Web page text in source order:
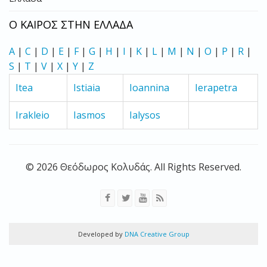
Ο ΚΑΙΡΟΣ ΣΤΗΝ ΕΛΛΑΔΑ
A | C | D | E | F | G | H | I | K | L | M | N | O | P | R |
S | T | V | X | Y | Z
Itea
Istiaia Ioannina Ierapetra
Irakleio Iasmos Ialysos
© 2026 Θεόδωρος Κολυδάς. All Rights Reserved.
Developed byDNA Creative Group